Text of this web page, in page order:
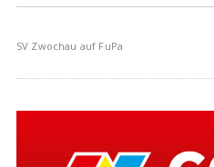
SV Zwochau auf FuPa